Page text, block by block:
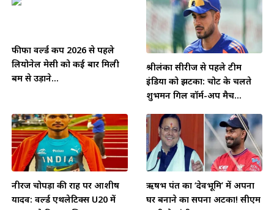
फीफा वर्ल्ड कप 2026 से पहले
लियोनेल मेसी को कई बार मिली
बम से उड़ाने...
श्रीलंका सीरीज से पहले टीम
इंडिया को झटका: चोट के चलते
शुभमन गिल वॉर्म-अप मैच...
नीरज चोपड़ा की राह पर आशीष
यादव: वर्ल्ड एथलेटिक्स U20 में
ऋषभ पंत का ‘देवभूमि’ में अपना
घर बनाने का सपना अटका! सीएम